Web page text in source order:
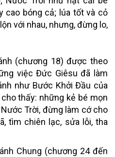
cao bóng cả; lúa tốt và cỏ
với nhau, nhưng, đừng lo,
(chương 18) được theo
việc Đức Giêsu đã làm
như Bước Khởi Đầu của
thấy: những kẻ bé mọn
Trời, đừng làm cớ cho
tìm chiên lạc, sửa lỗi, tha
Chung (chương 24 đến